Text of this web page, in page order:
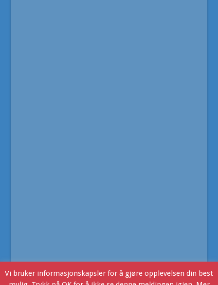
Vi bruker informasjonskapsler for å gjøre opplevelsen din best